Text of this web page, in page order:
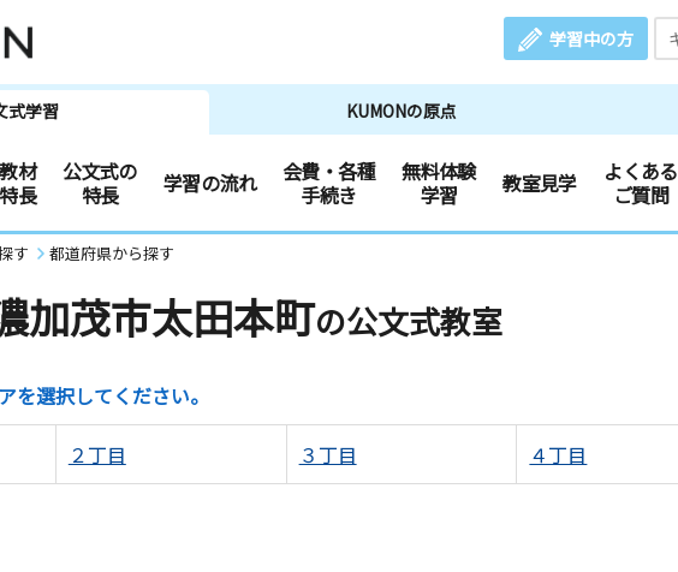
学習中の方
式学習 KUMONの原点
材
長
公文式の
特長
学習の流れ
会費・各種
手続き
無料体験
学習
教室見学
よくある
ご質問
す 都道府県から探す
加茂市太田本町の公文式教室
を選択してください。
２丁目 ３丁目 ４丁目